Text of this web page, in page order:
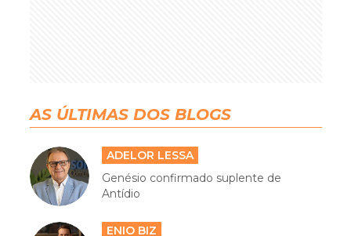
AS ÚLTIMAS DOS BLOGS
ADELOR LESSA
Genésio confirmado suplente de
Antídio
ENIO BIZ